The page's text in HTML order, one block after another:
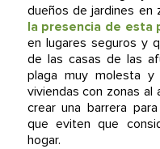
dueños de jardines en
la presencia de esta
en lugares seguros y
de las casas de las
plaga muy molesta
viviendas con zonas al
crear una barrera
que eviten que
hogar.